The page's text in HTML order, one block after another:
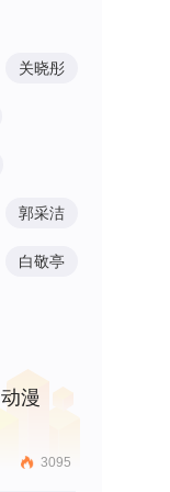
关晓彤
郭采洁
白敬亭
动漫
3095